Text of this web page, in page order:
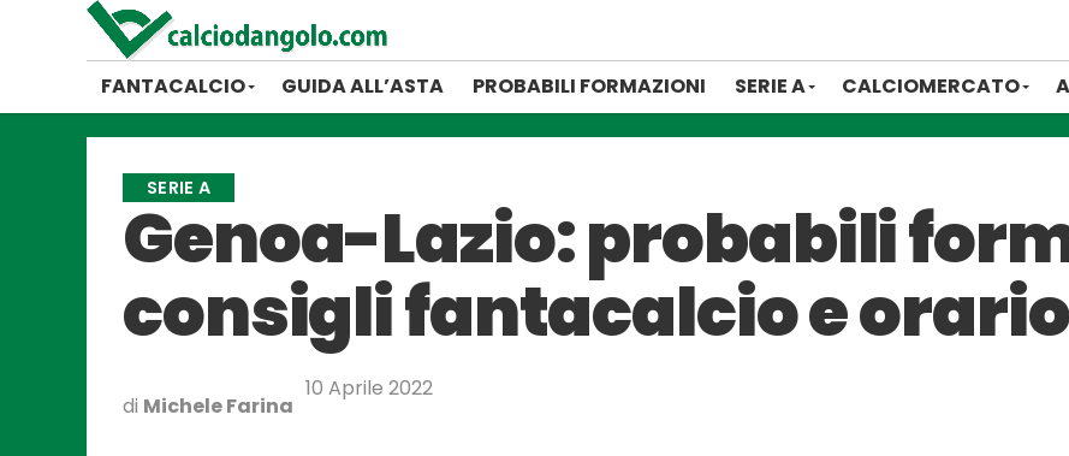
FANTACALCIO GUIDA ALL’ASTA PROBABILI FORMAZIONI SERIE A CALCIOMERCATO
SERIE A
Genoa-Lazio: probabili
consigli fantacalcio e orario
di Michele Farina
10 Aprile 2022